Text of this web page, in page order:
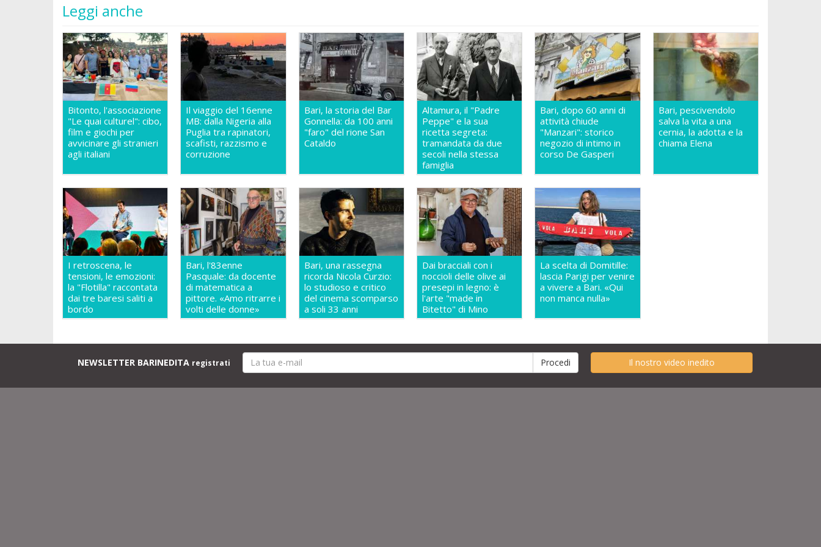
Leggi anche
Bitonto, l'associazione
"Le quai culturel": cibo,
film e giochi per
avvicinare gli stranieri
agli italiani
Il viaggio del 16enne
MB: dalla Nigeria alla
Puglia tra rapinatori,
scafisti, razzismo e
corruzione
Bari, la storia del Bar
Gonnella: da 100 anni
"faro" del rione San
Cataldo
Altamura, il "Padre
Peppe" e la sua
ricetta segreta:
tramandata da due
secoli nella stessa
famiglia
Bari, dopo 60 anni di
attività chiude
"Manzari": storico
negozio di intimo in
corso De Gasperi
Bari, pescivendolo
salva la vita a una
cernia, la adotta e la
chiama Elena
I retroscena, le
tensioni, le emozioni:
la "Flotilla" raccontata
dai tre baresi saliti a
bordo
Bari, l'83enne
Pasquale: da docente
di matematica a
pittore. «Amo ritrarre i
volti delle donne»
Bari, una rassegna
ricorda Nicola Curzio:
lo studioso e critico
del cinema scomparso
a soli 33 anni
Dai bracciali con i
noccioli delle olive ai
presepi in legno: è
l'arte "made in
Bitetto" di Mino
La scelta di Domitille:
lascia Parigi per venire
a vivere a Bari. «Qui
non manca nulla»
NEWSLETTER BARINEDITA registrati Il nostro video inedito